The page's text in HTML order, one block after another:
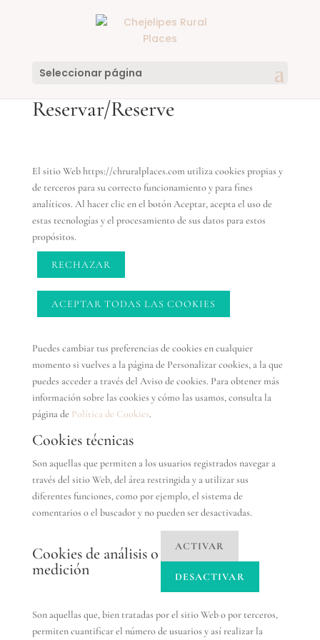
Seleccionar página
El sitio Web https://chruralplaces.com utiliza cookies propias y
de terceros para su correcto funcionamiento y para fines
analíticos. Al hacer clic en el botón Aceptar, acepta el uso de
estas tecnologías y el procesamiento de sus datos para estos
propósitos.
RECHAZAR
ACEPTAR TODAS LAS COOKIES
Puedes cambiar tus preferencias de cookies en cualquier
momento si vuelves a la página de Personalizar cookies, a la que
puedes acceder a través del Aviso de cookies. Para obtener más
información sobre las cookies y cómo las usamos, consulta la
página de Política de Cookies.
Cookies técnicas
Son aquellas que permiten a los usuarios registrados navegar a
través del sitio Web, del área restringida y a utilizar sus
diferentes funciones, como por ejemplo, el sistema de
comentarios o el buscador y no pueden ser desactivadas.
Cookies de análisis o
medición
ACTIVAR
DESACTIVAR
Son aquellas que, bien tratadas por el sitio Web o por terceros,
permiten cuantificar el número de usuarios y así realizar la